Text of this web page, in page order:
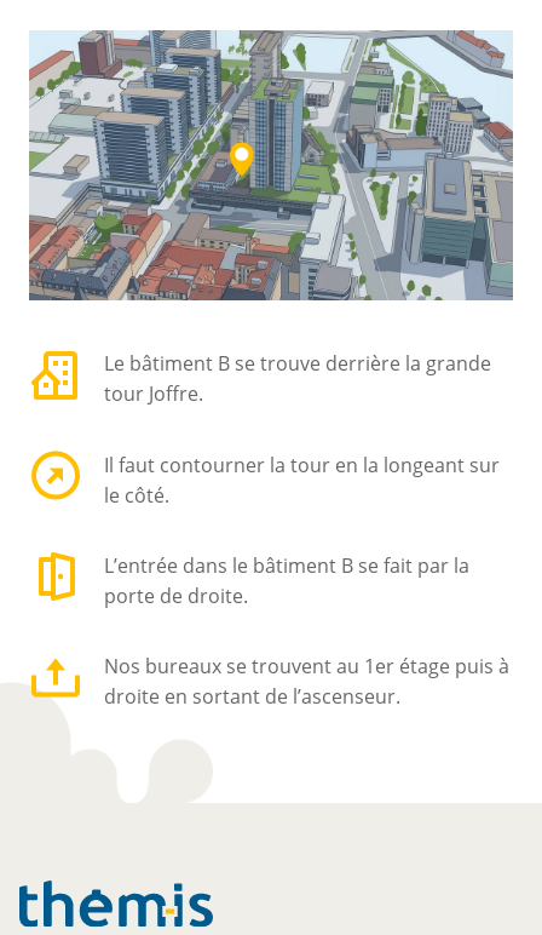
Le bâtiment B se trouve derrière la grande
tour Joffre.
Il faut contourner la tour en la longeant sur
le côté.
L’entrée dans le bâtiment B se fait par la
porte de droite.
Nos bureaux se trouvent au 1er étage puis à
droite en sortant de l’ascenseur.